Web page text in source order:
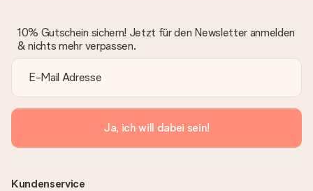
10% Gutschein sichern! Jetzt für den Newsletter anmelden
& nichts mehr verpassen.
Ja, ich will dabei sein!
Kundenservice